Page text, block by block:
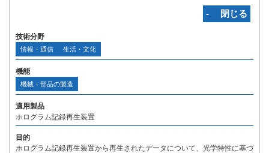
‐ 閉じる
技術分野
情報・通信 生活・文化
機能
機械・部品の製造
適用製品
ホログラム記録再生装置
目的
ホログラム記録再生装置から再生されたデータについて、光学特性に基づ